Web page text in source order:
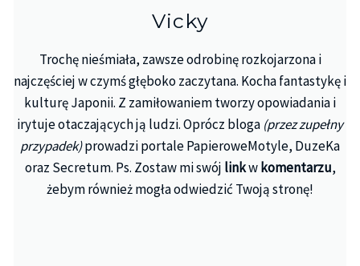
Vicky
Trochę nieśmiała, zawsze odrobinę rozkojarzona i
najczęściej w czymś głęboko zaczytana. Kocha fantastykę i
kulturę Japonii. Z zamiłowaniem tworzy opowiadania i
irytuje otaczających ją ludzi. Oprócz bloga (przez zupełny
przypadek)prowadzi portale PapieroweMotyle, DuzeKa
oraz Secretum. Ps. Zostaw mi swój linkwkomentarzu,
żebym również mogła odwiedzić Twoją stronę!